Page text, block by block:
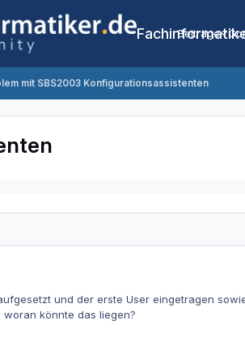
Beiträge
mit SBS2003 Konfigurationsassistenten
und der erste User eingetragen
könnte das liegen?